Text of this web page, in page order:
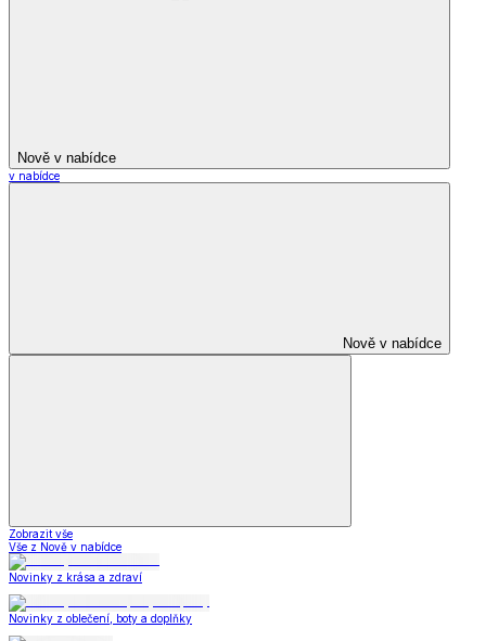
Nově v nabídce
v nabídce
Nově v nabídce
Zobrazit vše
Vše z Nově v nabídce
Novinky z krása a zdraví
Novinky z oblečení, boty a doplňky